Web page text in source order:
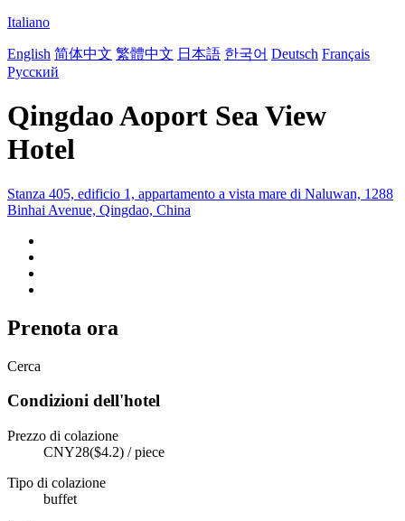
Italiano
English 简体中文 繁體中文 日本語 한국어 Deutsch Français
Русский
Qingdao Aoport Sea View
Hotel
Stanza 405, edificio 1, appartamento a vista mare di Naluwan, 1288
Binhai Avenue, Qingdao, China
Prenota ora
Cerca
Condizioni dell'hotel
Prezzo di colazione
CNY28($4.2) / piece
Tipo di colazione
buffet